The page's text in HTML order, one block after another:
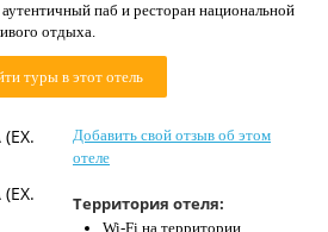
паб и ресторан национальной
отдыха.
туры в этот отель
Добавить свой отзыв об этом
отеле
Территория отеля:
Wi-Fi на территории